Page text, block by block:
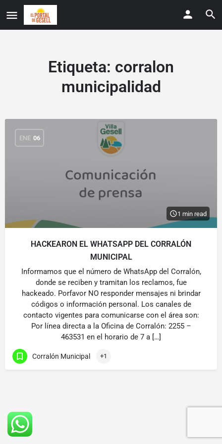
Etiqueta: corralon
municipalidad
ENE 06
1 min read
HACKEARON EL WHATSAPP DEL CORRALÓN
MUNICIPAL
Informamos que el número de WhatsApp del Corralón,
donde se reciben y tramitan los reclamos, fue
hackeado. Porfavor NO responder mensajes ni brindar
códigos o información personal. Los canales de
contacto vigentes para comunicarse con el área son:
Por línea directa a la Oficina de Corralón: 2255 –
463531 en el horario de 7 a […]
Corralón Municipal +1